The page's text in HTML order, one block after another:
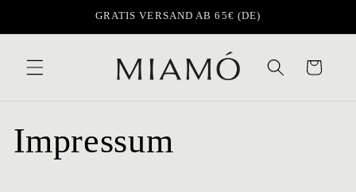
контенту
GRATIS VERSAND AB 65€ (DE)
Корзина
Impressum